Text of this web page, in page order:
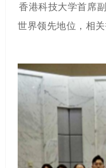
香港科技大学首席
世界领先地位，相